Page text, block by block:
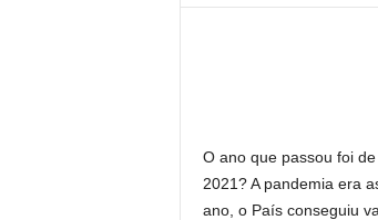
O ano que passou foi
2021? A pandemia era
ano, o País conseguiu